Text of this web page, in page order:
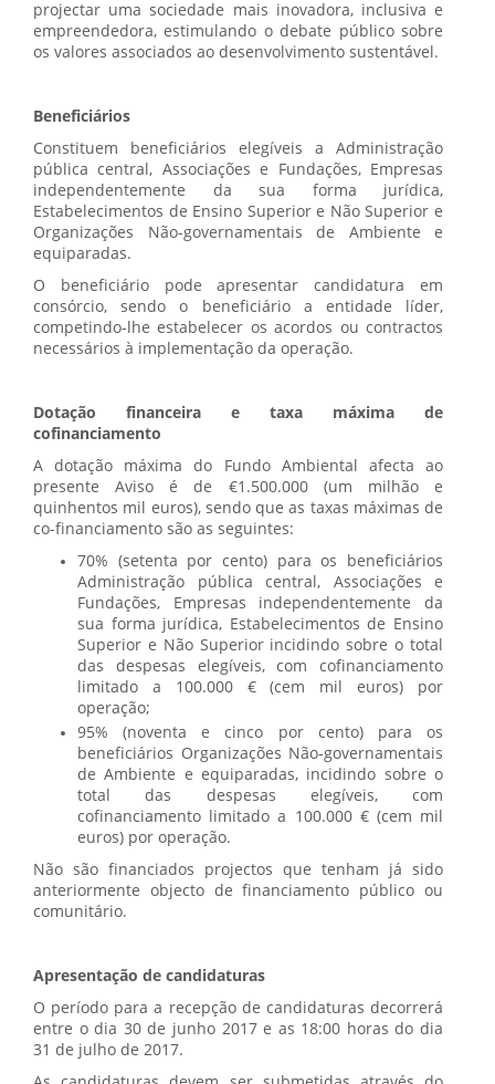
projectar uma sociedade mais inovadora, inclusiva e
empreendedora, estimulando o debate público sobre
os valores associados ao desenvolvimento sustentável.
Beneficiários
Constituem beneficiários elegíveis a Administração
pública central, Associações e Fundações, Empresas
independentemente da sua forma jurídica,
Estabelecimentos de Ensino Superior e Não Superior e
Organizações Não-governamentais de Ambiente e
equiparadas.
O beneficiário pode apresentar candidatura em
consórcio, sendo o beneficiário a entidade líder,
competindo-lhe estabelecer os acordos ou contractos
necessários à implementação da operação.
Dotação financeira e taxa máxima de
cofinanciamento
A dotação máxima do Fundo Ambiental afecta ao
presente Aviso é de €1.500.000 (um milhão e
quinhentos mil euros), sendo que as taxas máximas de
co-financiamento são as seguintes:
70% (setenta por cento) para os beneficiários
Administração pública central, Associações e
Fundações, Empresas independentemente da
sua forma jurídica, Estabelecimentos de Ensino
Superior e Não Superior incidindo sobre o total
das despesas elegíveis, com cofinanciamento
limitado a 100.000 € (cem mil euros) por
operação;
95% (noventa e cinco por cento) para os
beneficiários Organizações Não-governamentais
de Ambiente e equiparadas, incidindo sobre o
total das despesas elegíveis, com
cofinanciamento limitado a 100.000 € (cem mil
euros) por operação.
Não são financiados projectos que tenham já sido
anteriormente objecto de financiamento público ou
comunitário.
Apresentação de candidaturas
O período para a recepção de candidaturas decorrerá
entre o dia 30 de junho 2017 e as 18:00 horas do dia
31 de julho de 2017.